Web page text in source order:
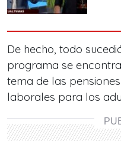
De hecho, todo
programa se
tema de las
laborales para los